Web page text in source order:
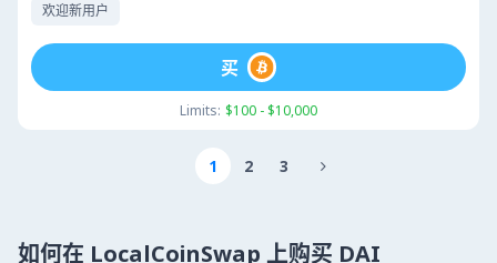
欢迎新用户
Limits: $100 - $10,000
买
1 2 3 
如何在 LocalCoinSwap 上购买 DAI